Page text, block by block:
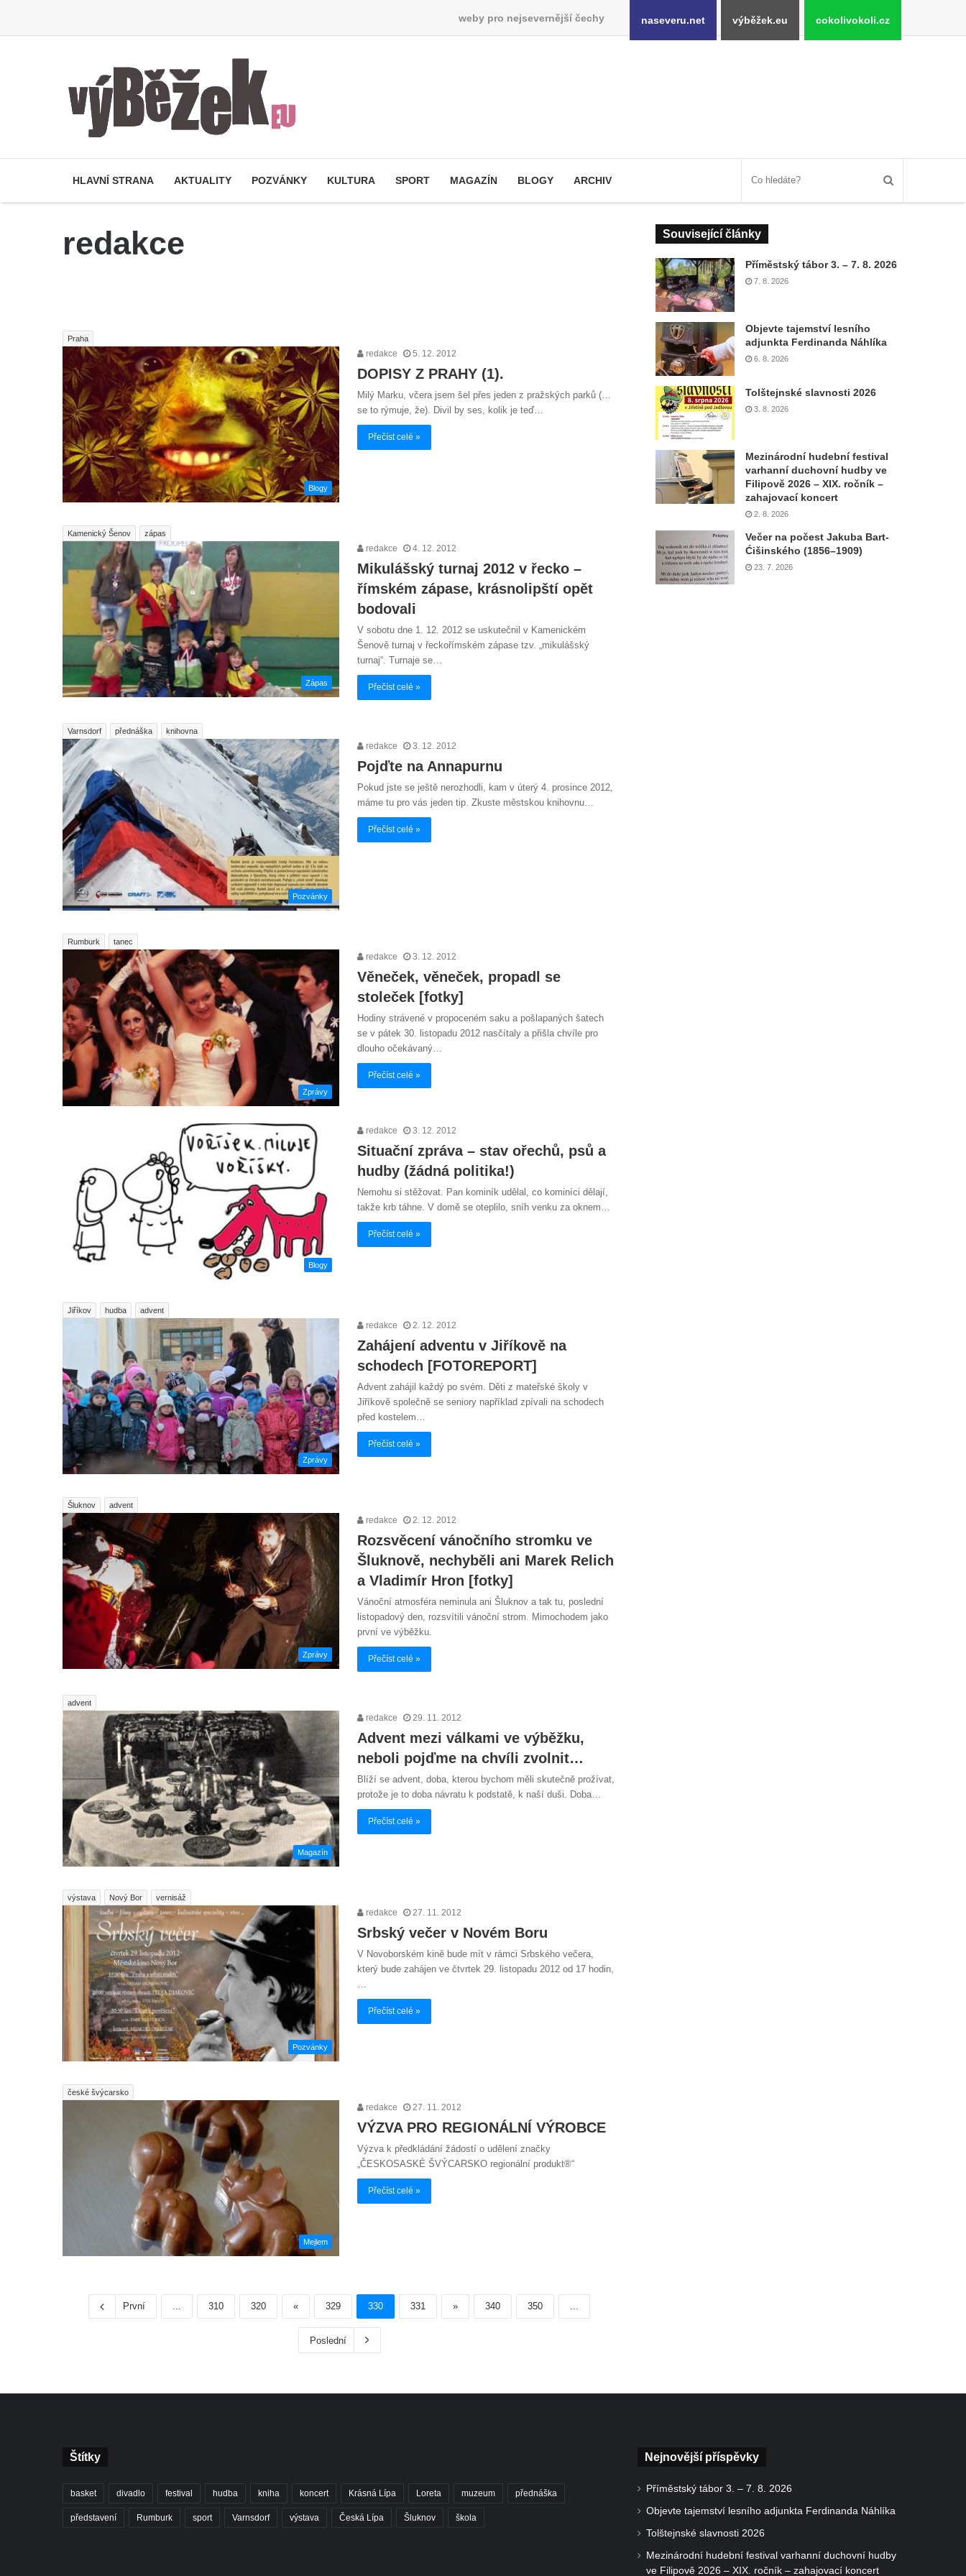
weby pro nejsevernější čechy naseveru.net výběžek.eu cokolivokoli.cz
HLAVNÍ STRANA AKTUALITY POZVÁNKY KULTURA SPORT MAGAZÍN BLOGY ARCHIV
redakce
Praha
Blogy
redakce 5. 12. 2012
DOPISY Z PRAHY (1).
Milý Marku, včera jsem šel přes jeden z pražských parků (…
se to rýmuje, že). Divil by ses, kolik je teď…
Přečíst celé »
Kamenický Šenov zápas
Zápas
redakce 4. 12. 2012
Mikulášský turnaj 2012 v řecko –
římském zápase, krásnolipští opět
bodovali
V sobotu dne 1. 12. 2012 se uskutečnil v Kamenickém
Šenově turnaj v řeckořímském zápase tzv. „mikulášský
turnaj“. Turnaje se…
Přečíst celé »
Varnsdorf přednáška knihovna
Pozvánky
redakce 3. 12. 2012
Pojďte na Annapurnu
Pokud jste se ještě nerozhodli, kam v úterý 4. prosince 2012,
máme tu pro vás jeden tip. Zkuste městskou knihovnu…
Přečíst celé »
Rumburk tanec
Zprávy
redakce 3. 12. 2012
Věneček, věneček, propadl se
stoleček [fotky]
Hodiny strávené v propoceném saku a pošlapaných šatech
se v pátek 30. listopadu 2012 nasčítaly a přišla chvíle pro
dlouho očekávaný…
Přečíst celé »
Blogy
redakce 3. 12. 2012
Situační zpráva – stav ořechů, psů a
hudby (žádná politika!)
Nemohu si stěžovat. Pan kominík udělal, co kominíci dělají,
takže krb táhne. V domě se oteplilo, sníh venku za oknem…
Přečíst celé »
Jiříkov hudba advent
Zprávy
redakce 2. 12. 2012
Zahájení adventu v Jiříkově na
schodech [FOTOREPORT]
Advent zahájil každý po svém. Děti z mateřské školy v
Jiříkově společně se seniory například zpívali na schodech
před kostelem…
Přečíst celé »
Šluknov advent
Zprávy
redakce 2. 12. 2012
Rozsvěcení vánočního stromku ve
Šluknově, nechyběli ani Marek Relich
a Vladimír Hron [fotky]
Vánoční atmosféra neminula ani Šluknov a tak tu, poslední
listopadový den, rozsvítili vánoční strom. Mimochodem jako
první ve výběžku.
Přečíst celé »
advent
Magazín
redakce 29. 11. 2012
Advent mezi válkami ve výběžku,
neboli pojďme na chvíli zvolnit…
Blíží se advent, doba, kterou bychom měli skutečně prožívat,
protože je to doba návratu k podstatě, k naší duši. Doba…
Přečíst celé »
výstava Nový Bor vernisáž
Pozvánky
redakce 27. 11. 2012
Srbský večer v Novém Boru
V Novoborském kině bude mít v rámci Srbského večera,
který bude zahájen ve čtvrtek 29. listopadu 2012 od 17 hodin,
…
Přečíst celé »
české švýcarsko
Mejlem
redakce 27. 11. 2012
VÝZVA PRO REGIONÁLNÍ VÝROBCE
Výzva k předkládání žádostí o udělení značky
„ČESKOSASKÉ ŠVÝCARSKO regionální produkt®“
Přečíst celé »
První ... 310 320 « 329 330 331 » 340 350 ...
Poslední
Související články
Příměstský tábor 3. – 7. 8. 2026
7. 8. 2026
Objevte tajemství lesního
adjunkta Ferdinanda Náhlíka
6. 8. 2026
Tolštejnské slavnosti 2026
3. 8. 2026
Mezinárodní hudební festival
varhanní duchovní hudby ve
Filipově 2026 – XIX. ročník –
zahajovací koncert
2. 8. 2026
Večer na počest Jakuba Bart-
Ćišinského (1856–1909)
23. 7. 2026
Štítky
basket divadlo festival hudba kniha koncert Krásná Lípa Loreta muzeum přednáška
představení Rumburk sport Varnsdorf výstava Česká Lípa Šluknov škola
Nejnovější příspěvky
Příměstský tábor 3. – 7. 8. 2026
Objevte tajemství lesního adjunkta Ferdinanda Náhlíka
Tolštejnské slavnosti 2026
Mezinárodní hudební festival varhanní duchovní hudby
ve Filipově 2026 – XIX. ročník – zahajovací koncert